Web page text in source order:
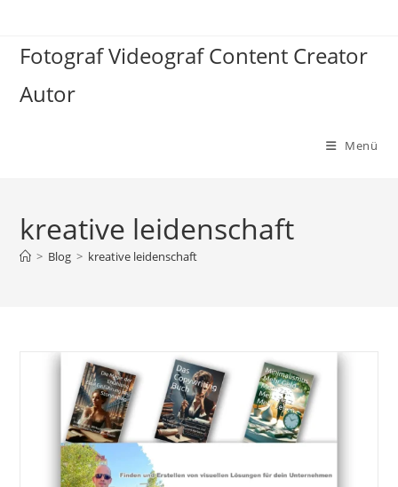
springen
Fotograf Videograf Content Creator
Autor
Menü
kreative leidenschaft
> Blog > kreative leidenschaft